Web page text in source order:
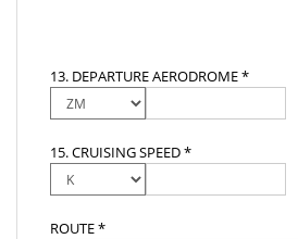
13. DEPARTURE AERODROME *
15. CRUISING SPEED *
ROUTE *